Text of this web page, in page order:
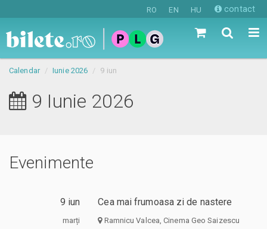
RO EN HU contact
Calendar Iunie 2026 9 iun
9 Iunie 2026
Evenimente
9 iun
marți
Cea mai frumoasa zi de nastere
Ramnicu Valcea, Cinema Geo Saizescu